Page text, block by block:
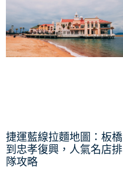
捷運藍線拉麵地圖：板橋
到忠孝復興，人氣名店排
隊攻略